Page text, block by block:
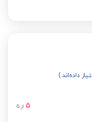
5 از 5